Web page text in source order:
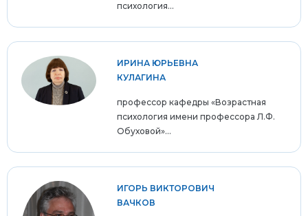
психология...
ИРИНА ЮРЬЕВНА
КУЛАГИНА
профессор кафедры «Возрастная
психология имени профессора Л.Ф.
Обуховой»...
ИГОРЬ ВИКТОРОВИЧ
ВАЧКОВ